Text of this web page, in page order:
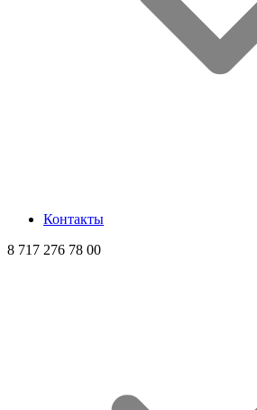
Контакты
8 717 276 78 00